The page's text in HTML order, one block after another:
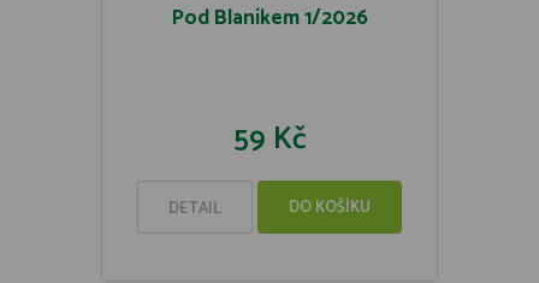
Pod Blaníkem 1/2026
59 Kč
DETAIL DO KOŠÍKU